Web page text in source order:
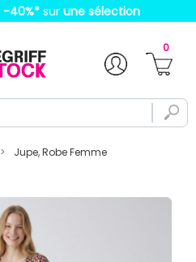
-40%* sur une sélection
0
Jupe, Robe Femme